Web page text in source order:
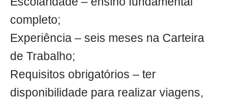
completo;
Experiência – seis meses na Carteira
de Trabalho;
Requisitos obrigatórios – ter
disponibilidade para realizar viagens,